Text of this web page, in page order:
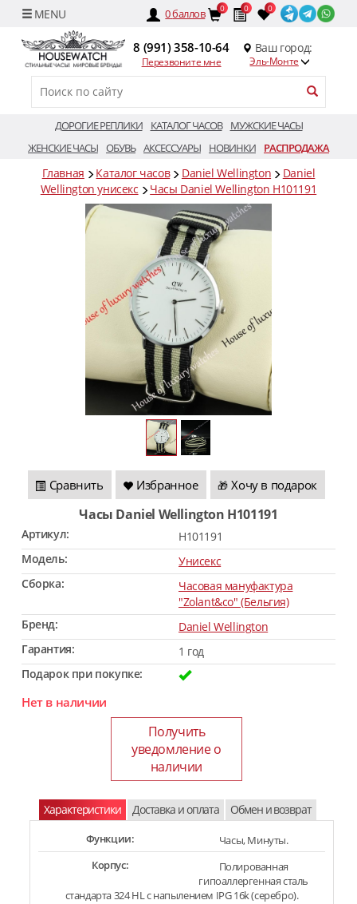
0баллов 0 0 0
8 (991) 358-10-64
Перезвоните мне
Ваш город:
Эль-Монте
ДОРОГИЕ РЕПЛИКИ КАТАЛОГ ЧАСОВ
МУЖСКИЕ ЧАСЫ
ЖЕНСКИЕ ЧАСЫ ОБУВЬ АКСЕССУАРЫ НОВИНКИ РАСПРОДАЖА
Главная Каталог часов Daniel Wellington
Daniel
Wellington унисекс
Часы Daniel Wellington H101191
Сравнить Избранное 🎁 Хочу в подарок
Часы Daniel Wellington H101191
Артикул:
H101191
Модель:
Унисекс
Сборка:
Часовая мануфактура
"Zolant&co" (Бельгия)
Бренд:
Daniel Wellington
Гарантия:
1 год
Подарок при покупке:
Нет в наличии
Получить
уведомление о
наличии
Характеристики Доставка и оплата Обмен и возврат
Функции:
Часы, Минуты.
Корпус:
Полированная
гипоаллергенная сталь
стандарта 324 HL с напылением IPG 16k (серебро).